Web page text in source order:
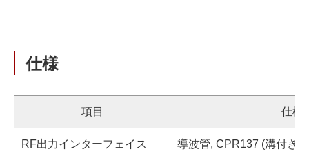
仕様
項目 仕様
RF出力インターフェイス 導波管, CPR137 (溝付き)